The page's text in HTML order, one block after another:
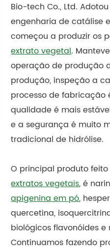
Bio-tech Co., Ltd.
engenharia de catálise
começou a produzir os
extrato vegetal.
operação de produção
produção, inspeção a
processo de fabricação
qualidade é mais
e a segurança é muito
tradicional de hidrólise.
O principal produto
extratos vegetais, é
apigenina em pó,
quercetina,
biológicos flavonóides e
Continuamos fazendo